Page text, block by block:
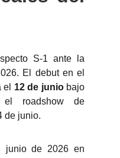
S-1 ante la
El debut en el
el 12 de juniobajo
roadshow de
de junio.
junio de 2026 en